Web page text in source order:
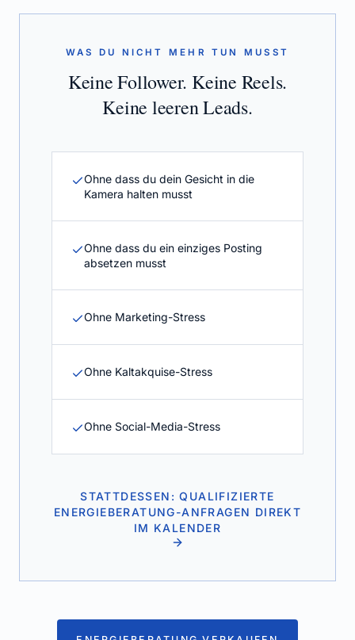
WAS DU NICHT MEHR TUN MUSST
Keine Follower. Keine Reels.
Keine leeren Leads.
Ohne dass du dein Gesicht in die
Kamera halten musst
Ohne dass du ein einziges Posting
absetzen musst
Ohne Marketing-Stress
Ohne Kaltakquise-Stress
Ohne Social-Media-Stress
STATTDESSEN: QUALIFIZIERTE
ENERGIEBERATUNG-ANFRAGEN DIREKT
IM KALENDER